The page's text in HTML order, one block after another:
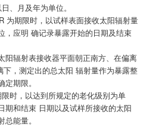
、月及年为单位。
为期限时，以试样表面接收太阳辐射量
，应明 确记录暴露开始的日期及结束
阳辐射表接收器平面朝正南方、在偏离
下，测定出的总太阳 辐射量作为暴露整
期限。
时，以达到所规定的老化级别为单
期和结束 日期以及试样所接收的太阳
能量。